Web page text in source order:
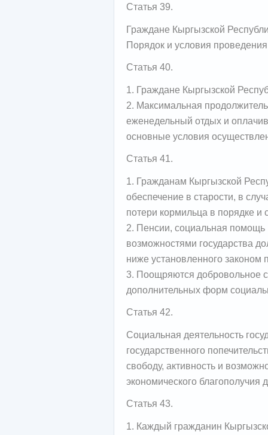
Статья 39.
Граждане Кыргызской
Порядок и условия
Статья 40.
1. Граждане Кыргызской
2. Максимальная
еженедельный отдых и
основные условия
Статья 41.
1. Гражданам Кыргызской
обеспечение в старости, в
потери кормильца в порядке и
2. Пенсии, социальная помощь
возможностями государства
ниже установленного
3. Поощряются добровольное
дополнительных форм
Статья 42.
Социальная деятельность
государственного
свободу, активность и
экономического благополучия
Статья 43.
1. Каждый гражданин